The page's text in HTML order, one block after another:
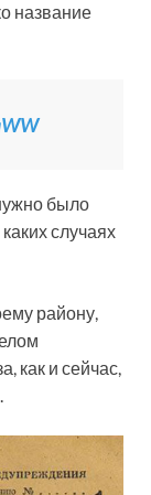
название
было
случаях
району,
как и сейчас,